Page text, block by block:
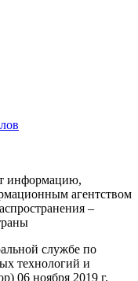
информацию,
агентством
–
службе по
технологий и
06 ноября 2019 г.